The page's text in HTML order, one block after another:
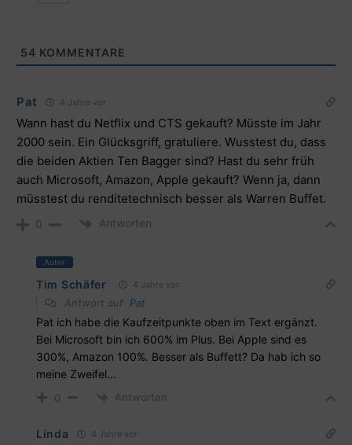
54 KOMMENTARE
Pat 4 Jahre vor
Wann hast du Netflix und CTS gekauft? Müsste im Jahr
2000 sein. Ein Glücksgriff, gratuliere. Wusstest du, dass
die beiden Aktien Ten Bagger sind? Hast du sehr früh
auch Microsoft, Amazon, Apple gekauft? Wenn ja, dann
müsstest du renditetechnisch besser als Warren Buffet.
0 Antworten
Autor
Tim Schäfer 4 Jahre vor
Antwort auf Pat
Pat ich habe die Kaufzeitpunkte oben im Text ergänzt.
Bei Microsoft bin ich 600% im Plus. Bei Apple sind es
300%, Amazon 100%. Besser als Buffett? Da hab ich so
meine Zweifel…
0 Antworten
Linda 4 Jahre vor